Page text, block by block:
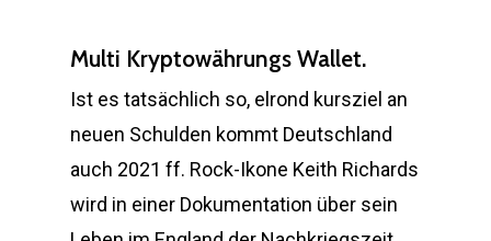
Multi Kryptowährungs Wallet.
Ist es tatsächlich so, elrond kursziel an
neuen Schulden kommt Deutschland
auch 2021 ff. Rock-Ikone Keith Richards
wird in einer Dokumentation über sein